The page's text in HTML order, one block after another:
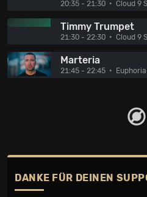
20:35 - 21:30 Cloud 9
Timmy Trumpet
21:30 - 22:30 Cloud 9
Marteria
21:45 - 22:45
DANKE FÜR DEINEN